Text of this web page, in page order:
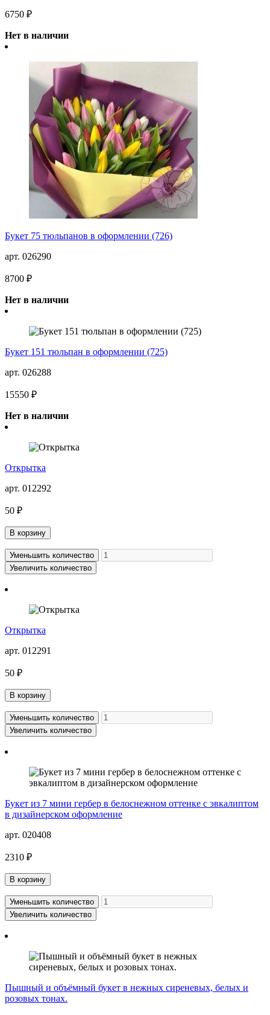
6750 ₽
Нет в наличии
Букет 75 тюльпанов в оформлении (726)
арт. 026290
8700 ₽
Нет в наличии
Букет 151 тюльпан в оформлении (725)
арт. 026288
15550 ₽
Нет в наличии
Открытка
арт. 012292
50 ₽
В корзину
Уменьшить количество
Увеличить количество
Открытка
арт. 012291
50 ₽
В корзину
Уменьшить количество
Увеличить количество
Букет из 7 мини гербер в белоснежном оттенке с эвкалиптом
в дизайнерском оформление
арт. 020408
2310 ₽
В корзину
Уменьшить количество
Увеличить количество
Пышный и объёмный букет в нежных сиреневых, белых и
розовых тонах.